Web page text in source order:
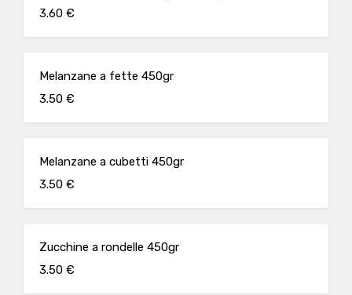
3.60 €
Melanzane a fette 450gr
3.50 €
Melanzane a cubetti 450gr
3.50 €
Zucchine a rondelle 450gr
3.50 €